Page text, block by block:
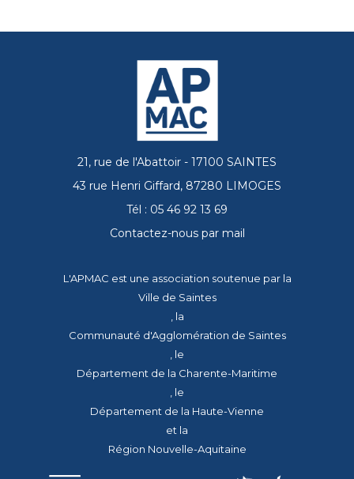
21, rue de l'Abattoir - 17100 SAINTES
43 rue Henri Giffard, 87280 LIMOGES
Tél : 05 46 92 13 69
Contactez-nous par mail
L'APMAC est une association soutenue par la
Ville de Saintes
, la
Communauté d'Agglomération de Saintes
, le
Département de la Charente-Maritime
, le
Département de la Haute-Vienne
et la
Région Nouvelle-Aquitaine